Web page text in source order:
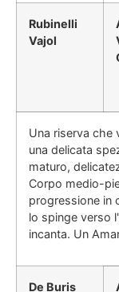
Rubinelli
Vajol
Una riserva che
una delicata
maturo,
Corpo medio-
progressione in
lo spinge verso
incanta. Un
De Buris